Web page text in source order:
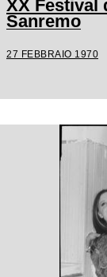
XX Festival
Sanremo
27 FEBBRAIO 1970